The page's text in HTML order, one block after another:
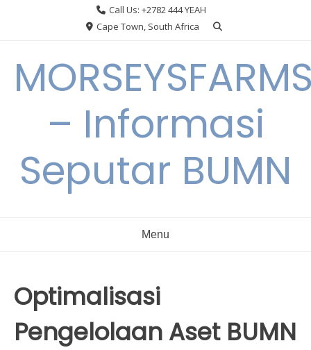
Call Us: +2782 444 YEAH
Cape Town, South Africa
– Informasi
Seputar BUMN
Menu
Optimalisasi
Pengelolaan Aset BUMN